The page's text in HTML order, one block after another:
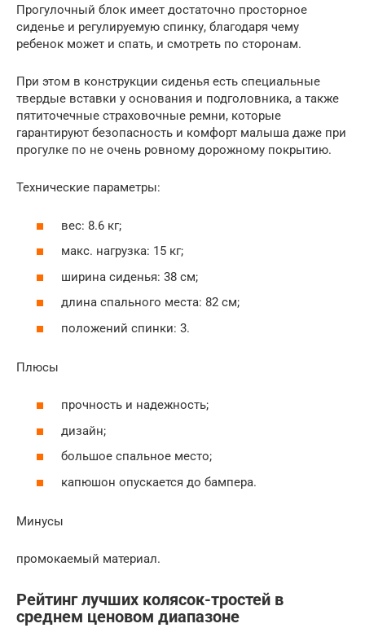
Прогулочный блок имеет достаточно просторное
сиденье и регулируемую спинку, благодаря чему
ребенок может и спать, и смотреть по сторонам.
При этом в конструкции сиденья есть специальные
твердые вставки у основания и подголовника, а также
пятиточечные страховочные ремни, которые
гарантируют безопасность и комфорт малыша даже при
прогулке по не очень ровному дорожному покрытию.
Технические параметры:
вес: 8.6 кг;
макс. нагрузка: 15 кг;
ширина сиденья: 38 см;
длина спального места: 82 см;
положений спинки: 3.
Плюсы
прочность и надежность;
дизайн;
большое спальное место;
капюшон опускается до бампера.
Минусы
промокаемый материал.
Рейтинг лучших колясок-тростей в
среднем ценовом диапазоне